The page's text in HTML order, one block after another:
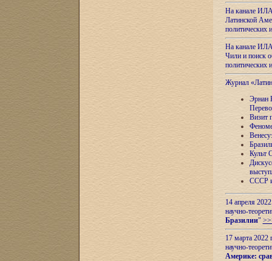
На канале
Латинской
На канале
Чили и поиск
Журнал
Эрнан
Визит
Культ
СССР и
14 апреля
научно-
Бразилии"
17 марта 2022
научно-
Америке: